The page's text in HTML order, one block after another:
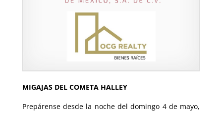
MIGAJAS DEL COMETA HALLEY
Prepárense desde la noche del domingo 4 de mayo,